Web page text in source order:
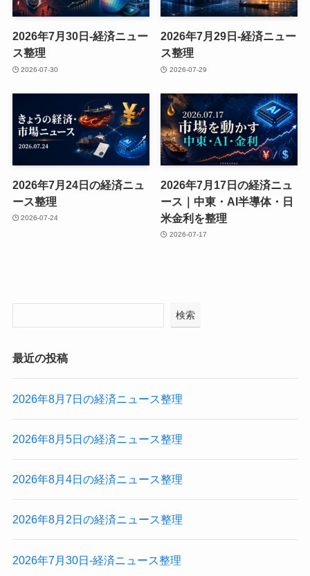
2026年7月30日-経済ニュー
ス整理
2026-07-30
2026年7月29日-経済ニュー
ス整理
2026-07-29
2026年7月24日の経済ニュ
ース整理
2026-07-24
2026年7月17日の経済ニュ
ース｜中東・AI半導体・日
米金利を整理
2026-07-17
検索
最近の投稿
2026年8月7日の経済ニュース整理
2026年8月5日の経済ニュース整理
2026年8月4日の経済ニュース整理
2026年8月2日の経済ニュース整理
2026年7月30日-経済ニュース整理